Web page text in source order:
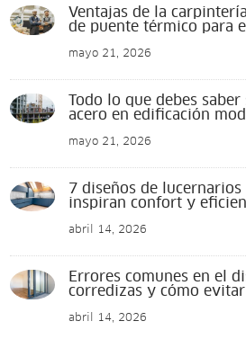
Ventajas de la
de puente térmico para
mayo 21, 2026
Todo lo que debes
acero en edificación
mayo 21, 2026
7 diseños de
inspiran confort y
abril 14, 2026
Errores comunes en el
corredizas y cómo
abril 14, 2026